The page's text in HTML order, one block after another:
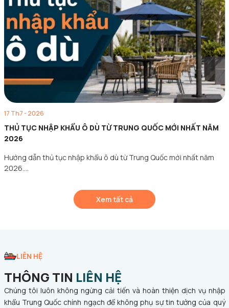
17 Th7 - 2026
THỦ TỤC NHẬP KHẨU Ô DÙ TỪ TRUNG QUỐC MỚI NHẤT NĂM
2026
Hướng dẫn thủ tục nhập khẩu ô dù từ Trung Quốc mới nhất năm
2026.…
Xem tất cả
LIÊN HỆ
THÔNG TIN LIÊN HỆ
Chúng tôi luôn không ngừng cải tiến và hoàn thiện dịch vụ nhập
khẩu Trung Quốc chính ngạch để không phụ sự tin tưởng của quý